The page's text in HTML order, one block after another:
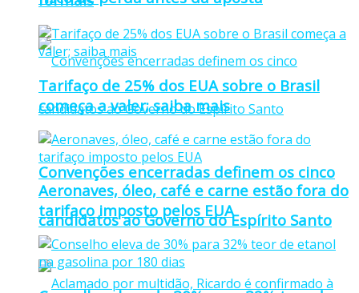
Convenções encerradas definem os cinco
candidatos ao Governo do Espírito Santo
Tarifaço de 25% dos EUA sobre o Brasil
começa a valer; saiba mais
Aeronaves, óleo, café e carne estão fora do
tarifaço imposto pelos EUA